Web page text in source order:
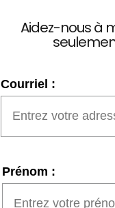
Aidez-nous à
Courriel :
Prénom :